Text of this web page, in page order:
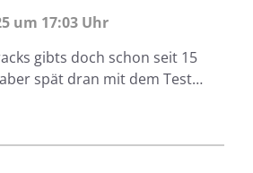
um 17:03 Uhr
gibts doch schon seit 15
aber spät dran mit dem Test…